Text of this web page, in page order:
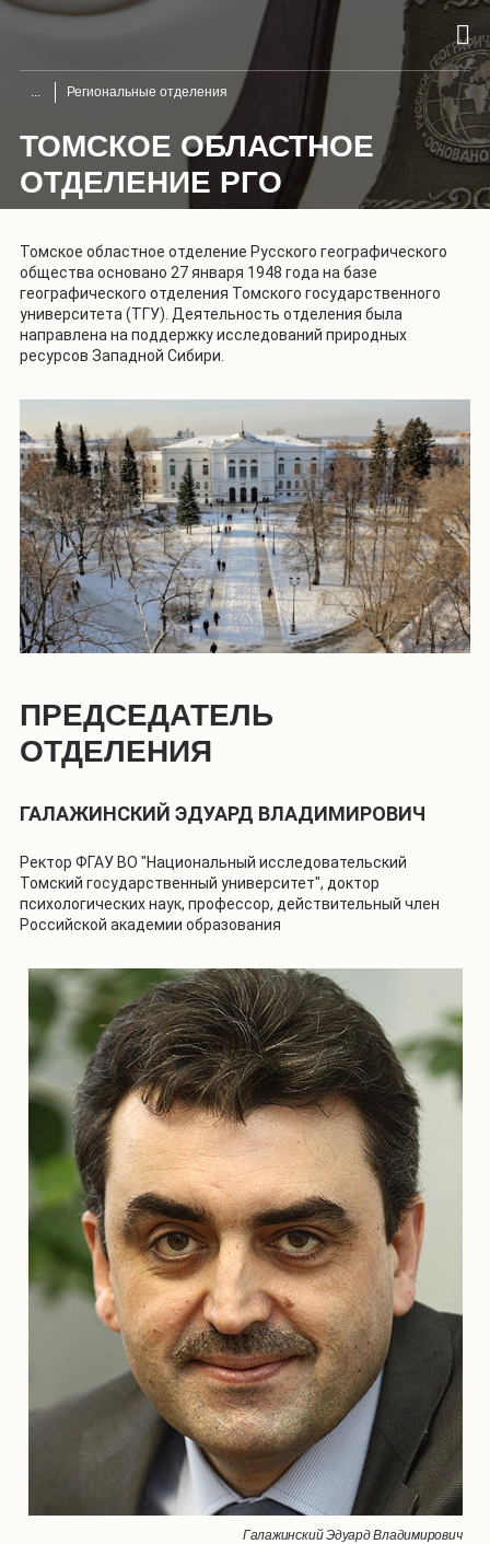
Региональные отделения
ТОМСКОЕ ОБЛАСТНОЕ
ОТДЕЛЕНИЕ РГО
Томское областное отделение Русского географического
общества основано 27 января 1948 года на базе
географического отделения Томского государственного
университета (ТГУ). Деятельность отделения была
направлена на поддержку исследований природных
ресурсов Западной Сибири.
ПРЕДСЕДАТЕЛЬ
ОТДЕЛЕНИЯ
ГАЛАЖИНСКИЙ ЭДУАРД ВЛАДИМИРОВИЧ
Ректор ФГАУ ВО "Национальный исследовательский
Томский государственный университет", доктор
психологических наук, профессор, действительный член
Российской академии образования
Галажинский Эдуард Владимирович